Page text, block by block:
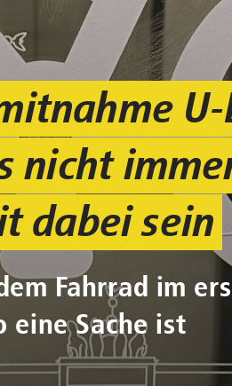
nicht
dabei sein
Fahrrad im
eine Sache ist